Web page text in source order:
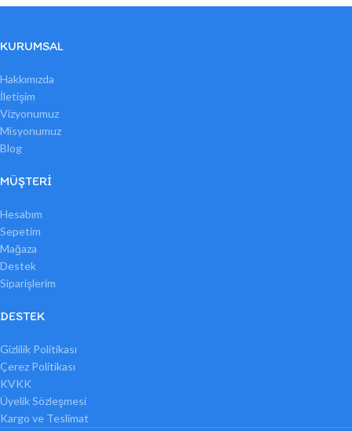
KURUMSAL
Hakkımızda
İletişim
Vizyonumuz
Misyonumuz
Blog
MÜŞTERI
Hesabım
Sepetim
Mağaza
Destek
Siparişlerim
DESTEK
Gizlilik Politikası
Çerez Politikası
KVKK
Üyelik Sözleşmesi
Kargo ve Teslimat